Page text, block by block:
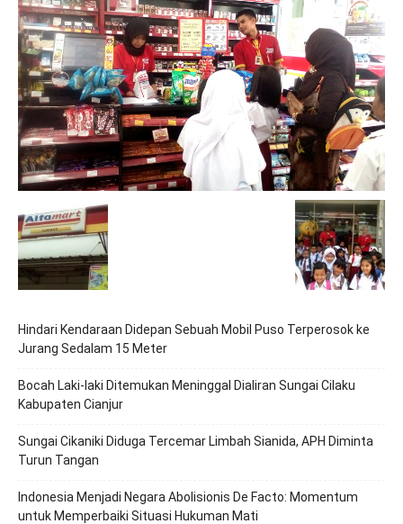
Hindari Kendaraan Didepan Sebuah Mobil Puso Terperosok ke
Jurang Sedalam 15 Meter
Bocah Laki-laki Ditemukan Meninggal Dialiran Sungai Cilaku
Kabupaten Cianjur
Sungai Cikaniki Diduga Tercemar Limbah Sianida, APH Diminta
Turun Tangan
‎Indonesia Menjadi Negara Abolisionis De Facto: Momentum
untuk Memperbaiki Situasi Hukuman Mati